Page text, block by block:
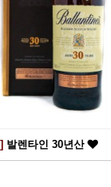
발렌타인 30년산